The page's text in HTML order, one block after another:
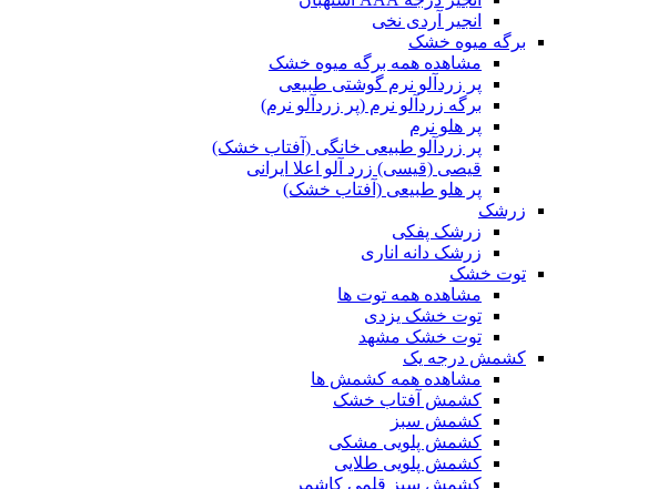
انجیر آردی نخی
برگه میوه خشک
مشاهده همه برگه میوه خشک
پر زردآلو نرم گوشتی طبیعی
برگه زردآلو نرم (پر زردآلو نرم)
پر هلو نرم
پر زردآلو طبیعی خانگی (آفتاب خشک)
قیصی (قیسی) زرد آلو اعلا ایرانی
پر هلو طبیعی (آفتاب خشک)
زرشک
زرشک پفکی
زرشک دانه اناری
توت خشک
مشاهده همه توت ها
توت خشک یزدی
توت خشک مشهد
کشمش درجه یک
مشاهده همه کشمش ها
کشمش آفتاب خشک
کشمش سبز
کشمش پلویی مشکی
کشمش پلویی طلایی
کشمش سبز قلمی کاشمر